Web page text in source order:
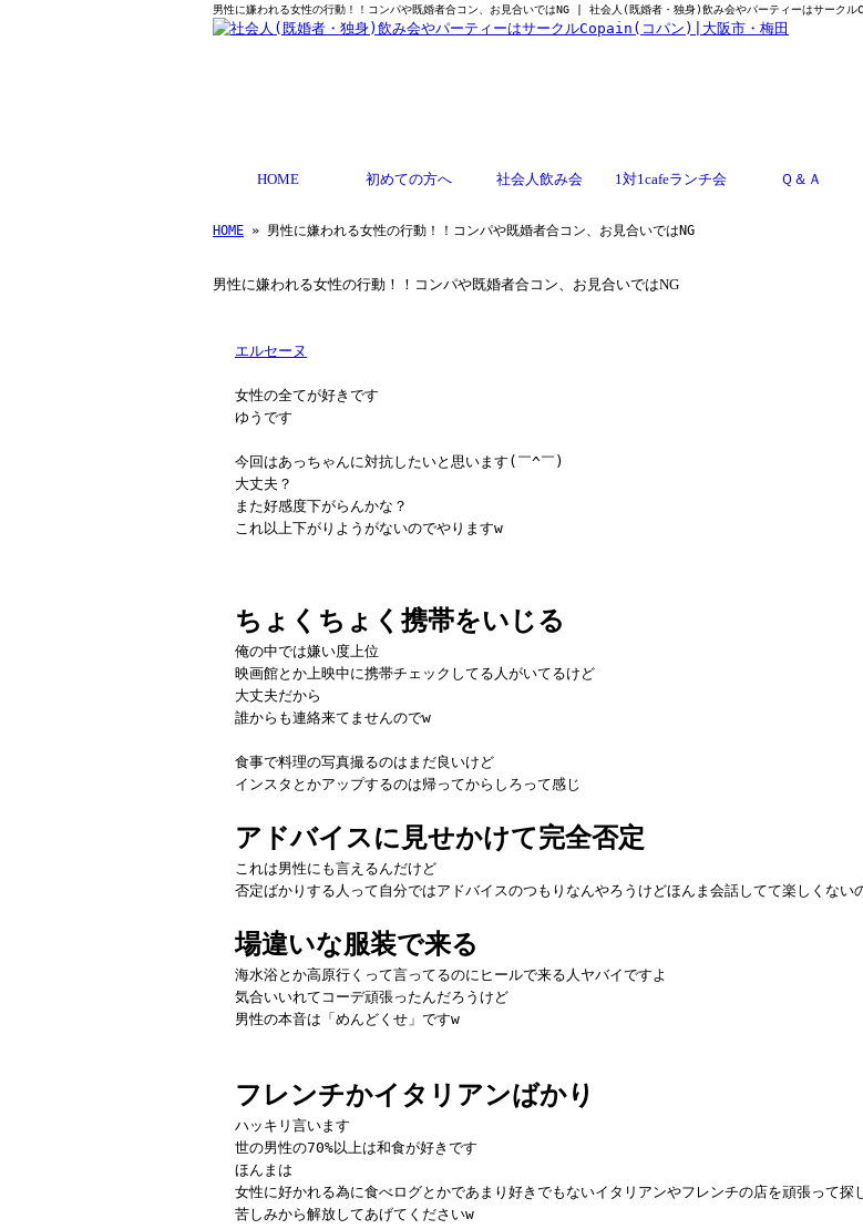
男性に嫌われる女性の行動！！コンパや既婚者合コン、お見合いではNG | 社会人(既婚者・独身)飲み会やパーティーはサーク
HOME 初めての方へ 社会人飲み会 1対1cafeランチ会 Ｑ＆Ａ
HOME » 男性に嫌われる女性の行動！！コンパや既婚者合コン、お見合いではNG
男性に嫌われる女性の行動！！コンパや既婚者合コン、お見合いではNG
エルセーヌ
女性の全てが好きです
ゆうです
今回はあっちゃんに対抗したいと思います(￣^￣)ゞ
大丈夫？
また好感度下がらんかな？
これ以上下がりようがないのでやりますw
ちょくちょく携帯をいじる
俺の中では嫌い度上位
映画館とか上映中に携帯チェックしてる人がいてるけど
大丈夫だから
誰からも連絡来てませんのでw
食事で料理の写真撮るのはまだ良いけど
インスタとかアップするのは帰ってからしろって感じ
アドバイスに見せかけて完全否定
これは男性にも言えるんだけど
否定ばかりする人って自分ではアドバイスのつもりなんやろうけどほんま会話してて楽しくない
場違いな服装で来る
海水浴とか高原行くって言ってるのにヒールで来る人ヤバイですよ
気合いいれてコーデ頑張ったんだろうけど
男性の本音は「めんどくせ」ですw
フレンチかイタリアンばかり
ハッキリ言います
世の男性の70%以上は和食が好きです
ほんまは
女性に好かれる為に食べログとかであまり好きでもないイタリアンやフレンチの店を頑張って探
苦しみから解放してあげてくださいw